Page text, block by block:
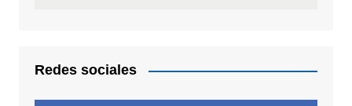
Redes sociales